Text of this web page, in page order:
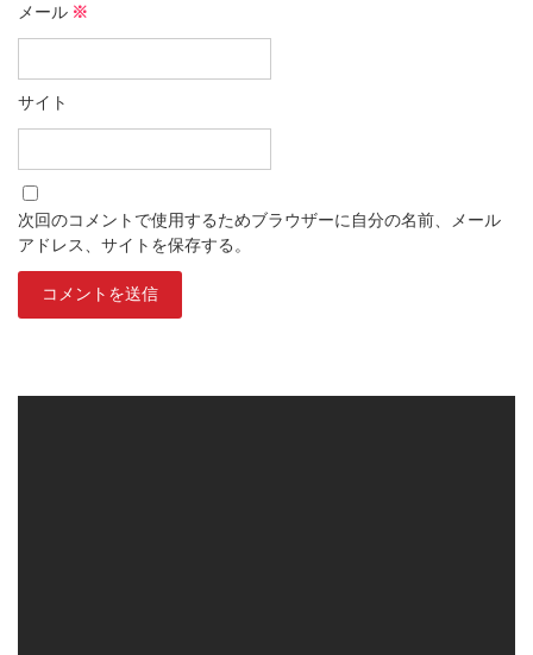
メール ※
サイト
次回のコメントで使用するためブラウザーに自分の名前、メール
アドレス、サイトを保存する。